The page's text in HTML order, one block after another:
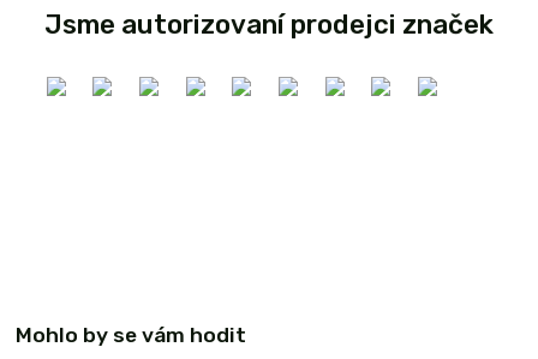
Jsme autorizovaní prodejci značek
Mohlo by se vám hodit